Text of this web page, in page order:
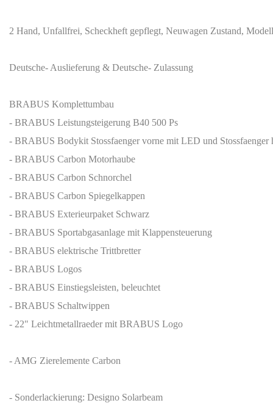
2 Hand, Unfallfrei, Scheckheft gepflegt, Neuwagen Zustand,
Deutsche- Auslieferung & Deutsche- Zulassung
BRABUS Komplettumbau
- BRABUS Leistungsteigerung B40 500 Ps
- BRABUS Bodykit Stossfaenger vorne mit LED und Stossfaenger
- BRABUS Carbon Motorhaube
- BRABUS Carbon Schnorchel
- BRABUS Carbon Spiegelkappen
- BRABUS Exterieurpaket Schwarz
- BRABUS Sportabgasanlage mit Klappensteuerung
- BRABUS elektrische Trittbretter
- BRABUS Logos
- BRABUS Einstiegsleisten, beleuchtet
- BRABUS Schaltwippen
- 22" Leichtmetallraeder mit BRABUS Logo
- AMG Zierelemente Carbon
- Sonderlackierung: Designo Solarbeam